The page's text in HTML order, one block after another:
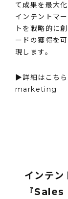
て成果を最大化
インテントマ
トを戦略的に
ードの獲得を
現します。
▶詳細はこちら
marketing
インテン
『